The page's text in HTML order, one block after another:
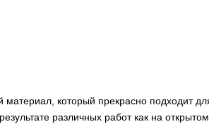
который прекрасно подходит
различных работ как на открытом